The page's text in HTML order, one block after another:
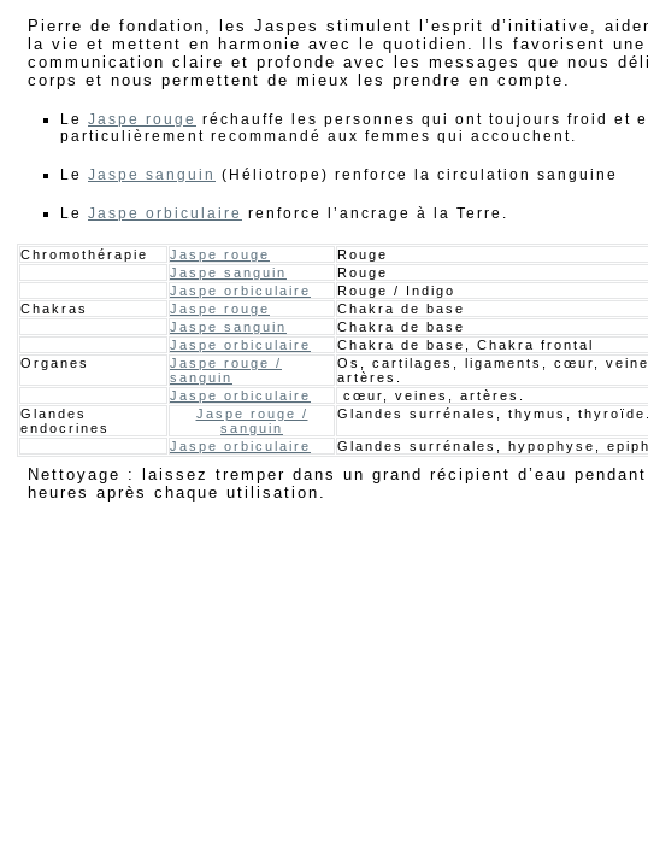
Pierre de fondation, les Jaspes stimulent l’esprit d’initiative,
la vie et mettent en harmonie avec le quotidien. Ils favorisent une
communication claire et profonde avec les messages que nous
corps et nous permettent de mieux les prendre en compte.
Le Jaspe rouge réchauffe les personnes qui ont toujours froid et
particulièrement recommandé aux femmes qui accouchent.
Le Jaspe sanguin (Héliotrope) renforce la circulation sanguine
Le Jaspe orbiculaire renforce l’ancrage à la Terre.
Chromothérapie Jaspe rouge
Rouge
Jaspe sanguin
Rouge
Jaspe orbiculaire
Rouge / Indigo
Chakras
Jaspe rouge
Chakra de base
Jaspe sanguin
Chakra de base
Jaspe orbiculaire
Chakra de base, Chakra frontal
Organes
Jaspe rouge /
sanguin
Os, cartilages, ligaments, cœur,
artères.
Jaspe orbiculaire
cœur, veines, artères.
Glandes
endocrines
Jaspe rouge /
sanguin
Glandes surrénales, thymus, thyroïde.
Jaspe orbiculaire Glandes surrénales, hypophyse,
Nettoyage : laissez tremper dans un grand récipient d’eau pendant
heures après chaque utilisation.